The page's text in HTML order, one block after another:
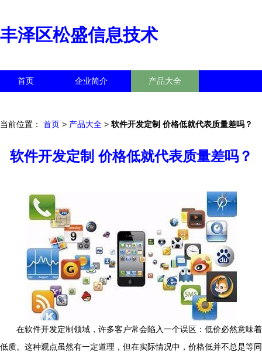
丰泽区松盛信息技术
首页 企业简介 产品大全
当前位置： 首页 > 产品大全 > 软件开发定制 价格低就代表质量差吗？
软件开发定制 价格低就代表质量差吗？
在软件开发定制领域，许多客户常会陷入一个误区：低价必然意味着
低质。这种观点虽然有一定道理，但在实际情况中，价格低并不总是等同